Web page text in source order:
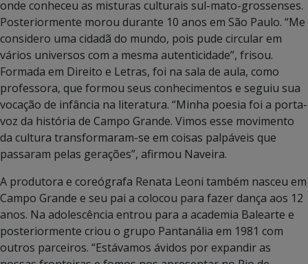
onde conheceu as misturas culturais sul-mato-grossenses.
Posteriormente morou durante 10 anos em São Paulo. “Me
considero uma cidadã do mundo, pois pude circular em
vários universos com a mesma autenticidade”, frisou.
Formada em Direito e Letras, foi na sala de aula, como
professora, que formou seus conhecimentos e seguiu sua
vocação de infância na literatura. “Minha poesia foi a porta-
voz da história de Campo Grande. Vimos esse movimento
da cultura transformaram-se em coisas palpáveis que
passaram pelas gerações”, afirmou Naveira.
A produtora e coreógrafa Renata Leoni também nasceu em
Campo Grande e seu pai a colocou para fazer dança aos 12
anos. Na adolescência entrou para a academia Balearte e
posteriormente criou o grupo Pantanália em 1981 com
outros parceiros. “Estávamos ávidos por expandir as